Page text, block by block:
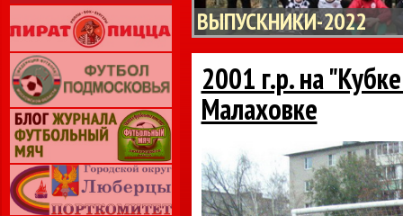
ВЫПУСКНИКИ-2022
2001 г.р. на
Малаховке